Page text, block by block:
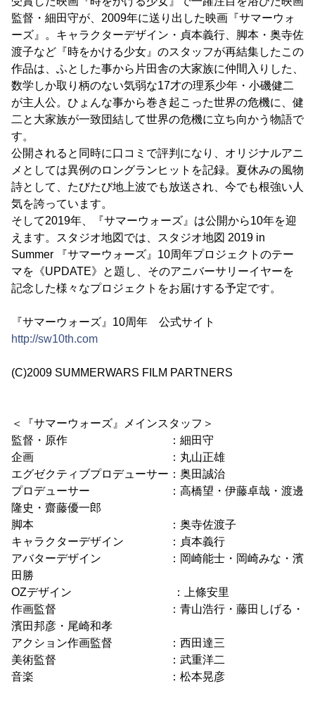
監督・細田守が、2009年に送り出した映画『サマーウォ
ーズ』。キャラクターデザイン・貞本義行、脚本・奥寺佐
渡子など『時をかける少女』のスタッフが再結集したこの
作品は、ふとした事から片田舎の大家族に仲間入りした、
数学しか取り柄のない気弱な17才の理系少年・小磯健二
が主人公。ひょんな事から巻き起こった世界の危機に、健
二と大家族が一致団結して世界の危機に立ち向かう物語で
す。
公開されると同時に口コミで評判になり、オリジナルアニ
メとしては異例のロングランヒットを記録。夏休みの風物
詩として、たびたび地上波でも放送され、今でも根強い人
気を誇っています。
そして2019年、『サマーウォーズ』は公開から10年を迎
えます。スタジオ地図では、スタジオ地図 2019 in
Summer 『サマーウォーズ』10周年プロジェクトのテー
マを《UPDATE》と題し、そのアニバーサリーイヤーを
記念した様々なプロジェクトをお届けする予定です。
『サマーウォーズ』10周年 公式サイト
http://sw10th.com
(C)2009 SUMMERWARS FILM PARTNERS
＜『サマーウォーズ』メインスタッフ＞
監督・原作 ：細田守
企画 ：丸山正雄
エグゼクティブプロデューサー：奥田誠治
プロデューサー ：高橋望・伊藤卓哉・渡邊
隆史・齋藤優一郎
脚本 ：奥寺佐渡子
キャラクターデザイン ：貞本義行
アバターデザイン ：岡崎能士・岡崎みな・濱
田勝
OZデザイン ：上條安里
作画監督 ：青山浩行・藤田しげる・
濱田邦彦・尾崎和孝
アクション作画監督 ：西田達三
美術監督 ：武重洋二
音楽 ：松本晃彦